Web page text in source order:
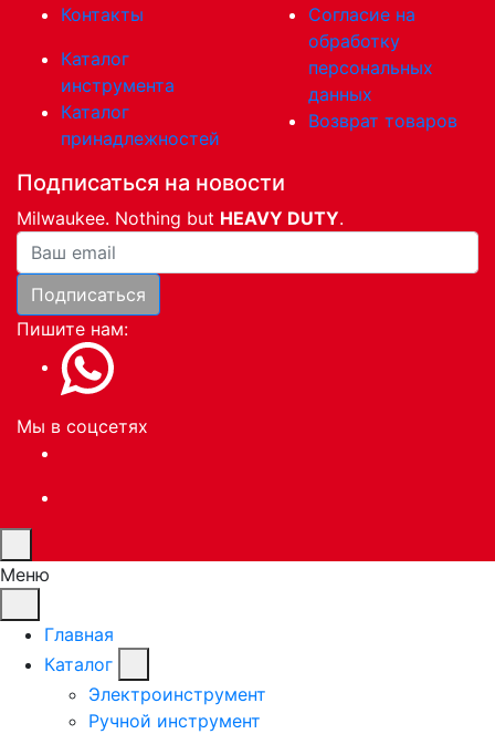
Контакты
Каталог
инструмента
Каталог
принадлежностей
Согласие на
обработку
персональных
данных
Возврат товаров
Подписаться на новости
Milwaukee. Nothing but HEAVY DUTY.
Ваша почта
Подписаться
Пишите нам:
Мы в соцсетях
Меню
Главная
Каталог
Электроинструмент
Ручной инструмент